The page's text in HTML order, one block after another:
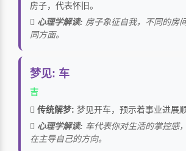
房子，代表怀旧。
心理学解读: 房子象征自我，不同的房
同方面。
梦见: 车
吉
传统解梦: 梦见开车，预示着事业进展顺
心理学解读: 车代表你对生活的掌控感
在主导自己的方向。